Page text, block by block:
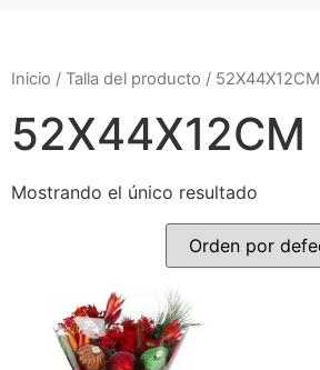
Inicio / Talla del producto / 52X44X12CM
52X44X12CM
Mostrando el único resultado